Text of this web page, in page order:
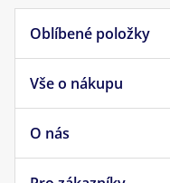
Oblíbené položky
Krmivo pro psy
Krmivo pro kočky
Veterinární diety
Vše o nákupu
Doprava a platba
Obchodní podmínky
O nás